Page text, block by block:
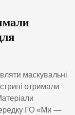
маскувальні
отримали
ГО «Ми —